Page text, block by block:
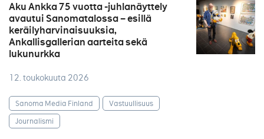
Aku Ankka 75 vuotta -juhlanäyttely
avautui Sanomatalossa – esillä
keräilyharvinaisuuksia,
Ankallisgallerian aarteita sekä
lukunurkka
12. toukokuuta 2026
Sanoma Media Finland
Vastuullisuus
Journalismi